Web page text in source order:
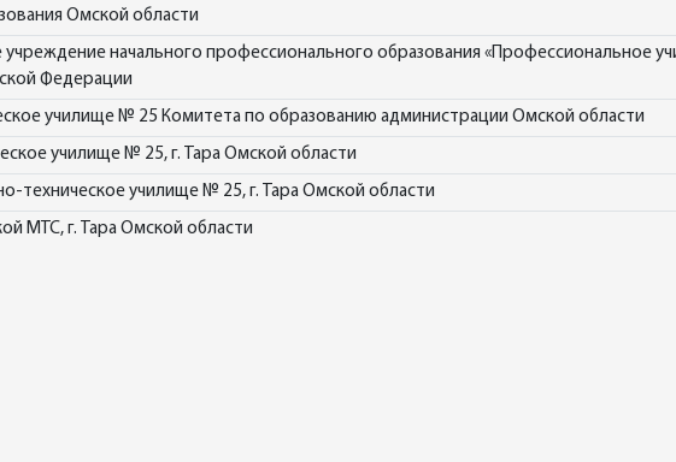
Омской области
учреждение начального профессионального образования «Профессиональное
Федерации
училище № 25 Комитета по образованию администрации Омской области
училище № 25, г. Тара Омской области
техническое училище № 25, г. Тара Омской области
МТС, г. Тара Омской области